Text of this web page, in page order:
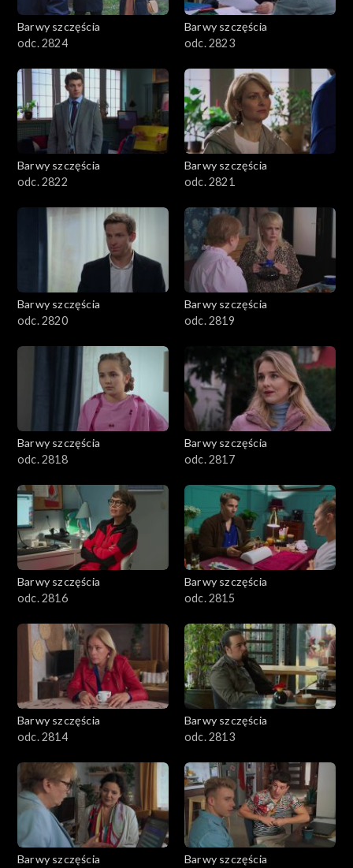
Barwy szczęścia
odc. 2824
Barwy szczęścia
odc. 2823
Barwy szczęścia
odc. 2822
Barwy szczęścia
odc. 2821
Barwy szczęścia
odc. 2820
Barwy szczęścia
odc. 2819
Barwy szczęścia
odc. 2818
Barwy szczęścia
odc. 2817
Barwy szczęścia
odc. 2816
Barwy szczęścia
odc. 2815
Barwy szczęścia
odc. 2814
Barwy szczęścia
odc. 2813
Barwy szczęścia
Barwy szczęścia